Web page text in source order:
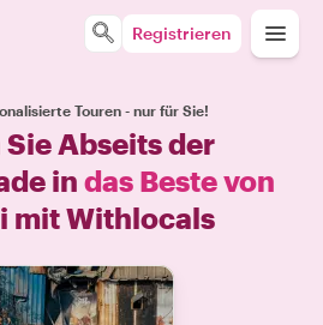
Registrieren
Touren - nur für Sie!
Abseits der
in das Beste von
mit Withlocals